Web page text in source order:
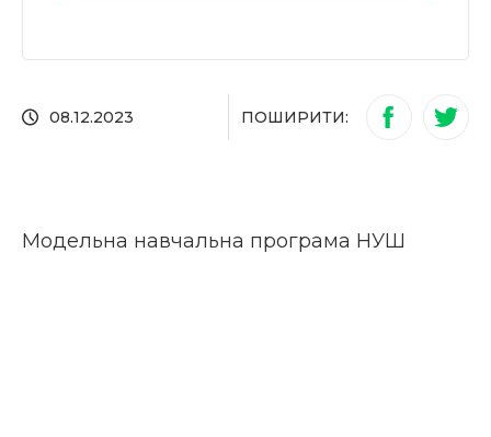
08.12.2023 ПОШИРИТИ:
Модельна навчальна програма НУШ